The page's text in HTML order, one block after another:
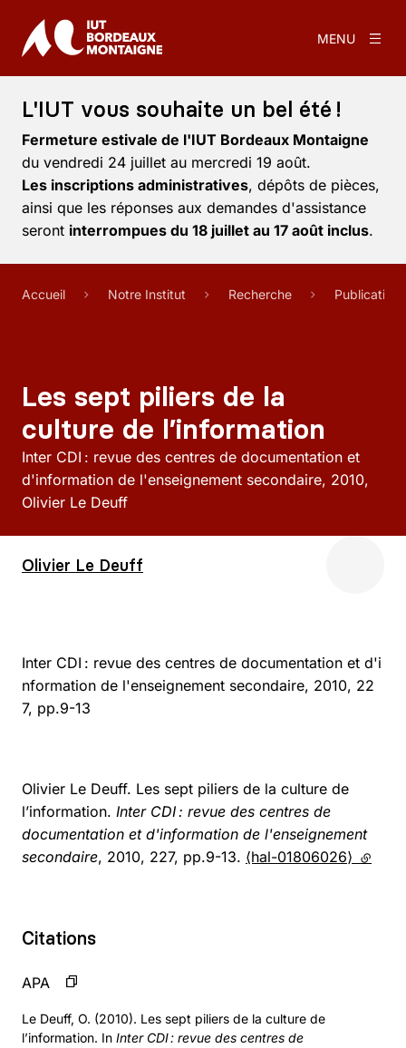
MENU
L'IUT vous souhaite un bel été !
Fermeture estivale de l'IUT Bordeaux Montaigne
du vendredi 24 juillet au mercredi 19 août.
Les inscriptions administratives, dépôts de pièces,
ainsi que les réponses aux demandes d'assistance
seront interrompues du 18 juillet au 17 août inclus.
Accueil Notre Institut Recherche
Les sept piliers de la
culture de l’information
Inter CDI : revue des centres de documentation et
d'information de l'enseignement secondaire 2010
Olivier Le Deuff
Olivier Le Deuff
Inter CDI : revue des centres de documentation et d'i
nformation de l'enseignement secondaire, 2010, 22
7, pp.9-13
Olivier Le Deuff. Les sept piliers de la culture de
l’information. Inter CDI : revue des centres de
documentation et d'information de l'enseignement
secondaire, 2010, 227, pp.9-13. ⟨hal-01806026⟩ (lien
Citations
APA
Le Deuff, O. (2010). Les sept piliers de la culture de
l’information. In Inter CDI : revue des centres de